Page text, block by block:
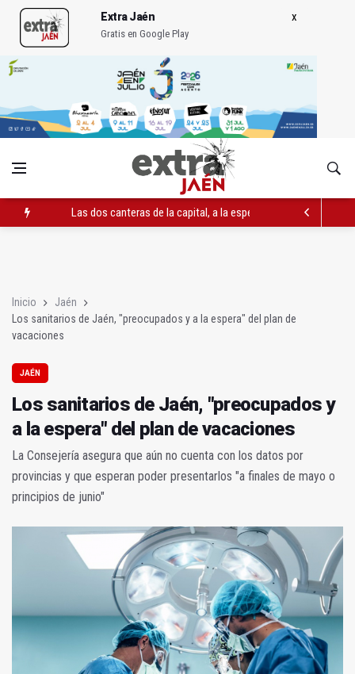
Extra Jaén
Gratis en Google Play
El PP acusa al PSOE de querer "dejar fuera" a la Junta en el
Inicio
Jaén
Los sanitarios de Jaén, "preocupados y a la espera" del plan de
vacaciones
JAÉN
Los sanitarios de Jaén, "preocupados y
a la espera" del plan de vacaciones
La Consejería asegura que aún no cuenta con los datos por
provincias y que esperan poder presentarlos "a finales de mayo o
principios de junio"